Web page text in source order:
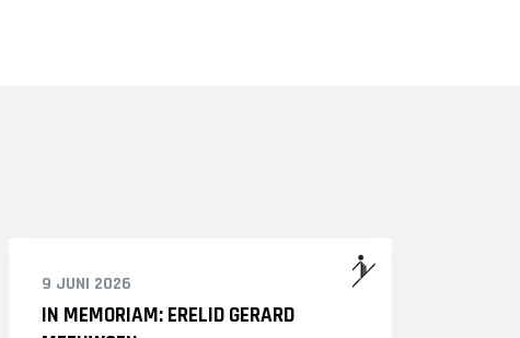
9 JUNI 2026
IN MEMORIAM: ERELID GERARD